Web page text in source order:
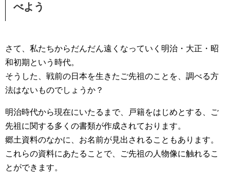
べよう
さて、私たちからだんだん遠くなっていく明治・大正・昭
和初期という時代。
そうした、戦前の日本を生きたご先祖のことを、調べる方
法はないものでしょうか？
明治時代から現在にいたるまで、戸籍をはじめとする、ご
先祖に関する多くの書類が作成されております。
郷土資料のなかに、お名前が見出されることもあります。
これらの資料にあたることで、ご先祖の人物像に触れるこ
とができます。